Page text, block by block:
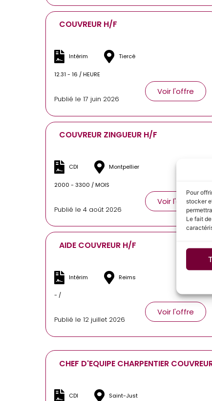
Pour
stocker
Le fait
COUVREUR H/F
Intérim Tiercé
12.31 - 16 / HEURE
Publié le 17 juin 2026
Voir l'offre
COUVREUR ZINGUEUR H/F
CDI Montpellier
2000 - 3300 / MOIS
Publié le 4 août 2026
Voir l'offre
AIDE COUVREUR H/F
Intérim Reims
- /
Publié le 12 juillet 2026
Voir l'offre
CHEF D'EQUIPE CHARPENTIER
CDI Saint-Just